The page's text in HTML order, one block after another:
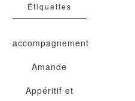
Étiquettes
accompagnement
Amande
Appéritif et